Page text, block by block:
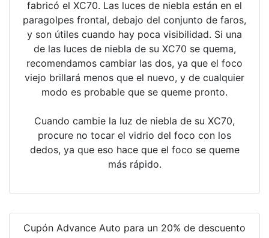
fabricó el XC70. Las luces de niebla están en el
paragolpes frontal, debajo del conjunto de faros,
y son útiles cuando hay poca visibilidad. Si una
de las luces de niebla de su XC70 se quema,
recomendamos cambiar las dos, ya que el foco
viejo brillará menos que el nuevo, y de cualquier
modo es probable que se queme pronto.
Cuando cambie la luz de niebla de su XC70,
procure no tocar el vidrio del foco con los
dedos, ya que eso hace que el foco se queme
más rápido.
Cupón Advance Auto para un 20% de descuento